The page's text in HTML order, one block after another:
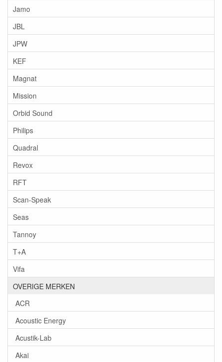
Jamo
JBL
JPW
KEF
Magnat
Mission
Orbid Sound
Philips
Quadral
Revox
RFT
Scan-Speak
Seas
Tannoy
T+A
Vifa
OVERIGE MERKEN
ACR
Acoustic Energy
Acustik-Lab
Akai